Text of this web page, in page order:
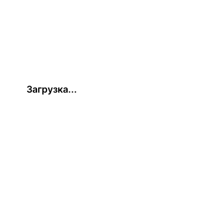
Загрузка...